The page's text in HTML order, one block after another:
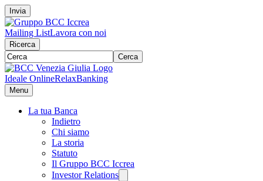
Invia
Mailing ListLavora con noi
Ricerca
Cerca
Ideale OnlineRelaxBanking
Menu
La tua Banca
Indietro
Chi siamo
La storia
Statuto
Il Gruppo BCC Iccrea
Investor Relations